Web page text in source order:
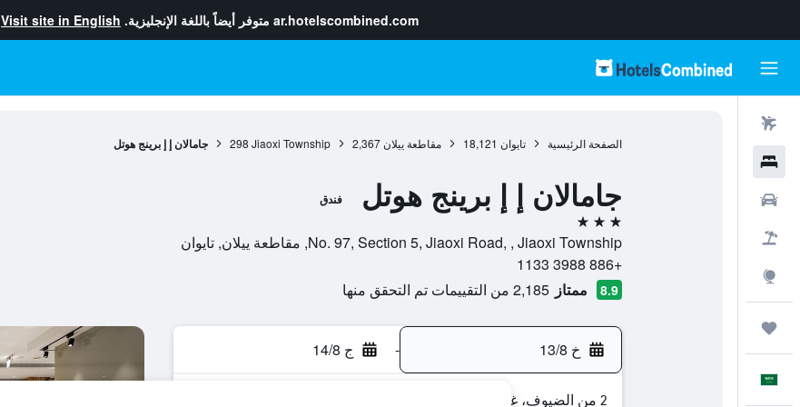
ar.hotelscombined.com متوفر أيضاً باللغة الإنجليزية. Visit site in English
الصفحة الرئيسية تايوان 18,121 مقاطعة ييلان 2,367
Jiaoxi Township
298 جامالان إ إ برينج هوتل
جامالان إ إ برينج هوتل فندق
3 نجوم
No. 97, Section 5, Jiaoxi Road, , Jiaoxi Township, مقاطعة ييلان, تايوان
+886 3988 1133
8.9 ممتاز 2,185 من التقييمات تم التحقق منها
خ 13/8 - ج 14/8
2 من الضيوف، غرفة واحدة